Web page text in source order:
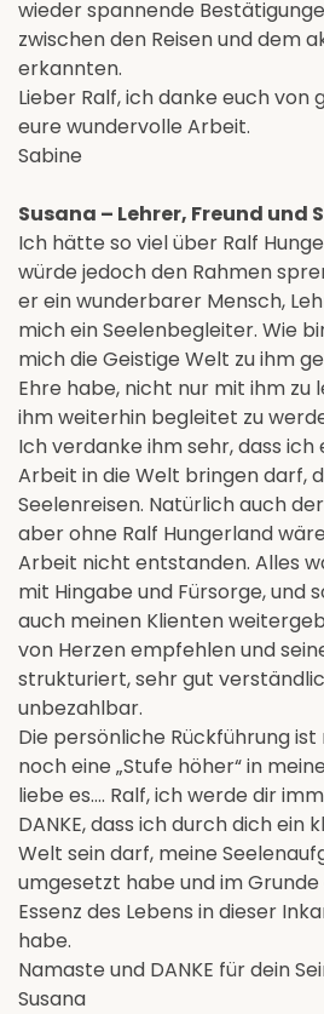
wieder spannende
zwischen den Reisen und dem
erkannten.
Lieber Ralf, ich danke euch von
eure wundervolle Arbeit.
Sabine
Susana – Lehrer, Freund und
Ich hätte so viel über Ralf
würde jedoch den Rahmen
er ein wunderbarer Mensch,
mich ein Seelenbegleiter. Wie
mich die Geistige Welt zu ihm
Ehre habe, nicht nur mit ihm zu
ihm weiterhin begleitet zu
Ich verdanke ihm sehr, dass
Arbeit in die Welt bringen darf,
Seelenreisen. Natürlich auch
aber ohne Ralf Hungerland
Arbeit nicht entstanden. Alles
mit Hingabe und Fürsorge, und
auch meinen Klienten
von Herzen empfehlen und
strukturiert, sehr gut
unbezahlbar.
Die persönliche Rückführung
noch eine „Stufe höher“ in
liebe es…. Ralf, ich werde dir
DANKE, dass ich durch dich ein
Welt sein darf, meine
umgesetzt habe und im
Essenz des Lebens in dieser
habe.
Namaste und DANKE für dein
Susana